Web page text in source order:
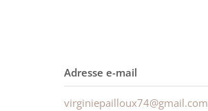
Adresse e-mail
virginiepailloux74@gmail.com